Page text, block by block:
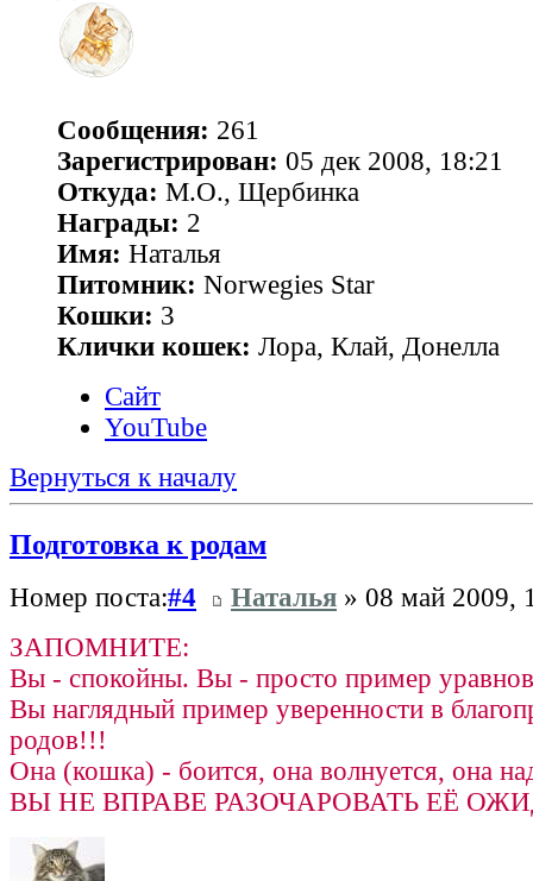
Сообщения: 261
Зарегистрирован: 05 дек 2008, 18:21
Откуда: М.О., Щербинка
Награды: 2
Имя: Наталья
Питомник: Norwegies Star
Кошки: 3
Клички кошек: Лора, Клай, Донелла
Сайт
YouTube
Вернуться к началу
Подготовка к родам
Номер поста:#4 Наталья » 08 май 2009,
ЗАПОМНИТЕ:
Вы - спокойны. Вы - просто пример
Вы наглядный пример уверенности в
родов!!!
Она (кошка) - боится, она волнуется, она
ВЫ НЕ ВПРАВЕ РАЗОЧАРОВАТЬ ЕЁ